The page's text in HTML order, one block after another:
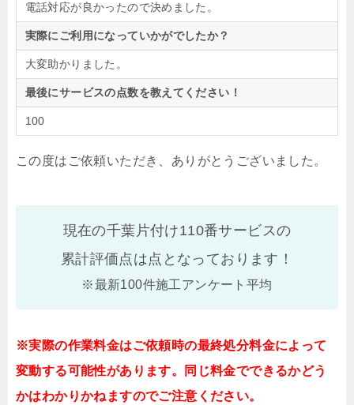
電話対応が良かったので決めました。
実際にご利用になっていかがでしたか？
大変助かりました。
最後にサービスの点数を教えてください！
100
この度はご依頼いただき、ありがとうございました。
現在の千葉片付け110番サービスの
累計評価点は点となっております！
※最新100件施工アンケート平均
※実際の作業料金はご依頼時の最終処分料金によって
変動する可能性があります。同じ料金でできるかどう
かはわかりかねますのでご注意ください。